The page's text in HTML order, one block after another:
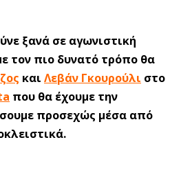
ξανά σε αγωνιστική
τον πιο δυνατό τρόπο θα
και Λεβάν Γκουρούλι στο
που θα έχουμε την
προσεχώς μέσα από